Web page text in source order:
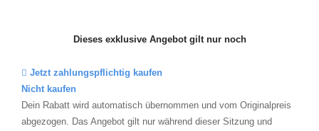
Dieses exklusive Angebot gilt nur noch
Jetzt zahlungspflichtig kaufen
Nicht kaufen
Dein Rabatt wird automatisch übernommen und vom Originalpreis
abgezogen. Das Angebot gilt nur während dieser Sitzung und